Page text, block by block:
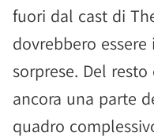
fuori dal cast di
dovrebbero
sorprese. Del
ancora una parte
quadro